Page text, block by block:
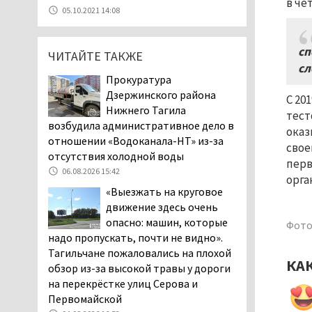
С
Екатеринбург подвергся
атаке БПЛА, восемь из
них были сбиты, три
центра
07.08.2026 11:28
Тагильские спасатели
помогли заблудившемуся
в лесу мужчине найти
дорогу домой
Прокуратура
Дзержинского района
Нижнего Тагила
возбудила административное дело в
отношении «Водоканала-НТ» из-за
отсутствия холодной воды
06.08.2026 15:42
05.10.2021 14:08
ЧИТАЙТЕ ТАКЖЕ
Прокуратура
Дзержинского района
Нижнего Тагила
возбудила административное дело в
отношении «Водоканала-НТ» из-за
отсутствия холодной воды
06.08.2026 15:42
«Выезжать на круговое
движение здесь очень
опасно: машин, которые
надо пропускать, почти не видно».
Тагильчане пожаловались на плохой
обзор из-за высокой травы у дороги
на перекрёстке улиц Серова и
Первомайской